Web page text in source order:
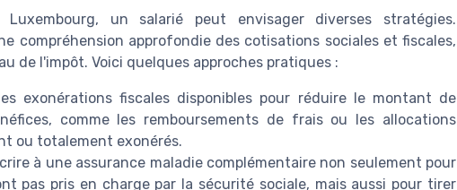
un salarié peut envisager diverses stratégies.
compréhension approfondie des cotisations sociales et fiscales,
de l'impôt. Voici quelques approches pratiques :
exonérations fiscales disponibles pour réduire le montant de
comme les remboursements de frais ou les allocations
ou totalement exonérés.
à une assurance maladie complémentaire non seulement pour
pas pris en charge par la sécurité sociale, mais aussi pour tirer